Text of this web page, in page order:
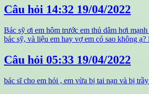
Câu hỏi 14:32 19/04/2022
Bác sỹ ơi em hôm trước em thủ dâm hơi
bác sỹ, và liệu em hay vợ em có sao không ạ?
Câu hỏi 05:33 19/04/2022
bác sĩ cho em hỏi , em vừa bị tai nạn và bị